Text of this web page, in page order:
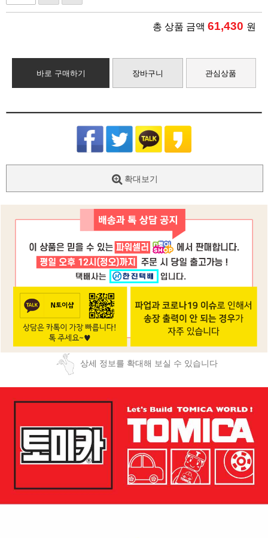
총 상품 금액 61,430 원
바로 구매하기 장바구니 관심상품
확대보기
상세 정보를 확대해 보실 수 있습니다